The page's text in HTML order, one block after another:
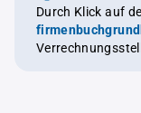
Durch Klick auf